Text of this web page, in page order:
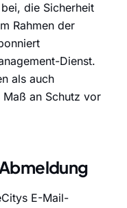
die Sicherheit
Rahmen der
Dienst.
als auch
an Schutz vor
E-Mail-